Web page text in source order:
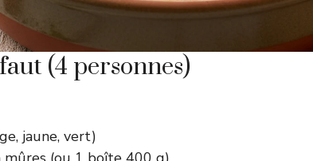
(4 personnes)
jaune, vert)